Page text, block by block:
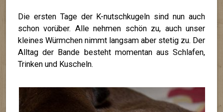
Die ersten Tage der K-nutschkugeln sind nun auch
schon vorüber. Alle nehmen schön zu, auch unser
kleines Würmchen nimmt langsam aber stetig zu. Der
Alltag der Bande besteht momentan aus Schlafen,
Trinken und Kuscheln.